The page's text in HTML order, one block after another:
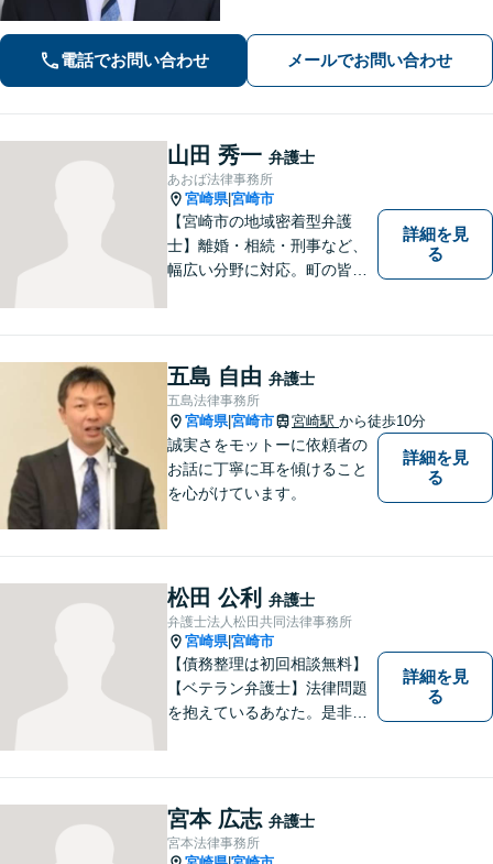
幅広く対応。新しい人生のスタートを
切るお手伝いをします【市電水族館口
駅2分】【完全個室】
電話でお問い合わせ メールでお問い合わせ
山田 秀一 弁護士
あおば法律事務所
宮崎県|宮崎市
【宮崎市の地域密着型弁護
士】離婚・相続・刑事など、
幅広い分野に対応。町の皆様
ことなく、お気軽にご相談く
ださい。きっと道が開けま
す。
詳細を見
る
五島 自由 弁護士
五島法律事務所
宮崎県|宮崎市 宮崎駅 から徒歩10分
誠実さをモットーに依頼者の
お話に丁寧に耳を傾けること
を心がけています。
詳細を見
る
松田 公利 弁護士
弁護士法人松田共同法律事務所
宮崎県|宮崎市
【債務整理は初回相談無料】
【ベテラン弁護士】法律問題
を抱えているあなた。是非一
詳細を見
る
宮本 広志 弁護士
宮本法律事務所